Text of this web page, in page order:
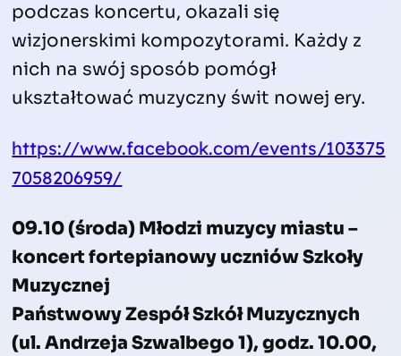
podczas koncertu, okazali się
wizjonerskimi kompozytorami. Każdy z
nich na swój sposób pomógł
ukształtować muzyczny świt nowej ery.
https://www.facebook.com/events/103375
7058206959/
09.10 (środa) Młodzi muzycy miastu –
koncert fortepianowy uczniów Szkoły
Muzycznej
Państwowy Zespół Szkół Muzycznych
(ul. Andrzeja Szwalbego 1), godz. 10.00,